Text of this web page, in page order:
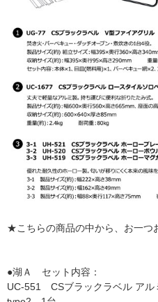
★こちらの商品の中から、お一つ
●湖Ａ セット内容：
UC-551 CSブラックラベル アル